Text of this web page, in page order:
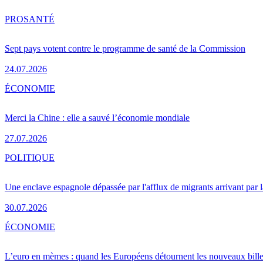
Sept pays votent contre le programme de santé de la Commission
24.07.2026
PROSANTÉ
Merci la Chine : elle a sauvé l’économie mondiale
27.07.2026
ÉCONOMIE
Une enclave espagnole dépassée par l'afflux de migrants arrivant par
30.07.2026
POLITIQUE
L’euro en mèmes : quand les Européens détournent les nouveaux
ÉCONOMIE